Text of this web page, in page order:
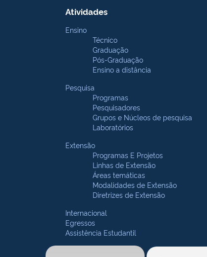
Atividades
Ensino
Técnico
Graduação
Pós-Graduação
Ensino a distância
Pesquisa
Programas
Pesquisadores
Grupos e Núcleos de pesquisa
Laboratórios
Extensão
Programas E Projetos
Linhas de Extensão
Áreas temáticas
Modalidades de Extensão
Diretrizes de Extensão
Internacional
Egressos
Assistência Estudantil